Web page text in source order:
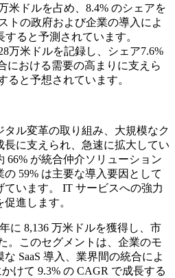
米ドルを占め、8.4% のシェアを
トの政府および企業の導入によ
すると予測されています。
万米ドルを記録し、シェア7.6%
における需要の高まりに支えら
ると予想されています。
ル変革の取り組み、大規模なク
に支えられ、急速に拡大してい
66% が統合仲介ソリューション
59% は主要な導入要因として
います。 IT サービスへの強力
進します。
に 8,136 万米ドルを獲得し、市
。このセグメントは、企業のモ
SaaS 導入、業界間の統合によ
けて 9.3% の CAGR で成長する